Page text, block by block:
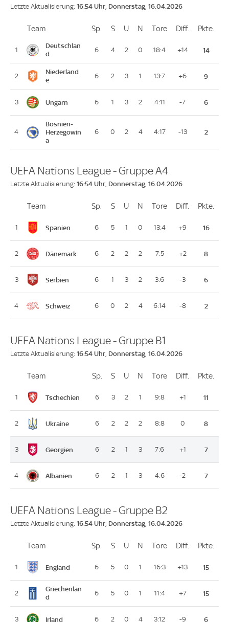
Letzte Aktualisierung: 16:54 Uhr, Donnerstag, 16.04.2026
PlatzTeam Sp. Spiele
SSiege
U Unentschieden
N Niederlagen
Tore ToreDiff. Differenz
Pkte.
1
Deutschlan
d
6 4 2 0 18:4 +14 14
2
Niederland
e
6 2 3 1 13:7 +6 9
3 Ungarn 6 1 3 2 4:11 -7 6
4
Bosnien-
Herzegowin
a
6 0 2 4 4:17 -13 2
UEFA Nations League - Gruppe A4
Letzte Aktualisierung: 16:54 Uhr, Donnerstag, 16.04.2026
PlatzTeam Sp. Spiele
SSiege
U Unentschieden
N Niederlagen
Tore ToreDiff. Differenz
Pkte.
1 Spanien 6 5 1 0 13:4 +9 16
2 Dänemark 6 2 2 2 7:5 +2 8
3 Serbien 6 1 3 2 3:6 -3 6
4 Schweiz 6 0 2 4 6:14 -8 2
UEFA Nations League - Gruppe B1
Letzte Aktualisierung: 16:54 Uhr, Donnerstag, 16.04.2026
PlatzTeam Sp. Spiele
S Siege
U Unentschieden
N Niederlagen
Tore ToreDiff. Differenz
Pkte.
1 Tschechien 6 3 2 1 9:8 +1 11
2 Ukraine 6 2 2 2 8:8 0 8
3 Georgien 6 2 1 3 7:6 +1 7
4 Albanien 6 2 1 3 4:6 -2 7
UEFA Nations League - Gruppe B2
Letzte Aktualisierung: 16:54 Uhr, Donnerstag, 16.04.2026
PlatzTeam Sp. Spiele
SSiege
U Unentschieden
N Niederlagen
Tore ToreDiff. Differenz
Pkte.
1 England 6 5 0 1 16:3 +13 15
2
Griechenlan
d
6 5 0 1 11:4 +7 15
3 Irland 6 2 0 4 3:12 -9 6